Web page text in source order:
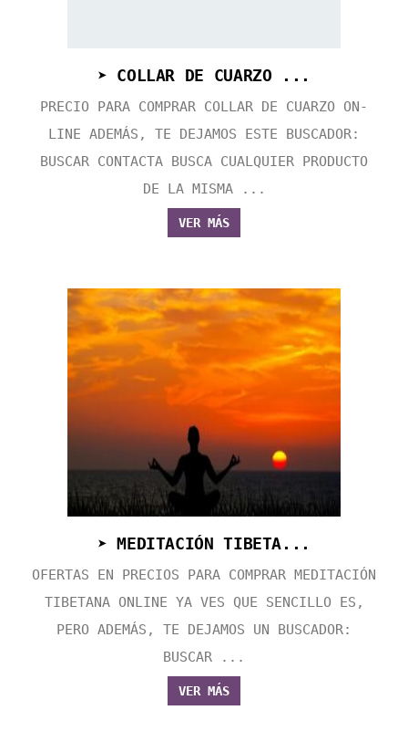
➤ COLLAR DE CUARZO ...
PRECIO PARA COMPRAR COLLAR DE CUARZO ON-
LINE ADEMÁS, TE DEJAMOS ESTE BUSCADOR:
BUSCAR CONTACTA BUSCA CUALQUIER PRODUCTO
DE LA MISMA ...
VER MÁS
➤ MEDITACIÓN TIBETA...
OFERTAS EN PRECIOS PARA COMPRAR MEDITACIÓN
TIBETANA ONLINE YA VES QUE SENCILLO ES,
PERO ADEMÁS, TE DEJAMOS UN BUSCADOR:
BUSCAR ...
VER MÁS